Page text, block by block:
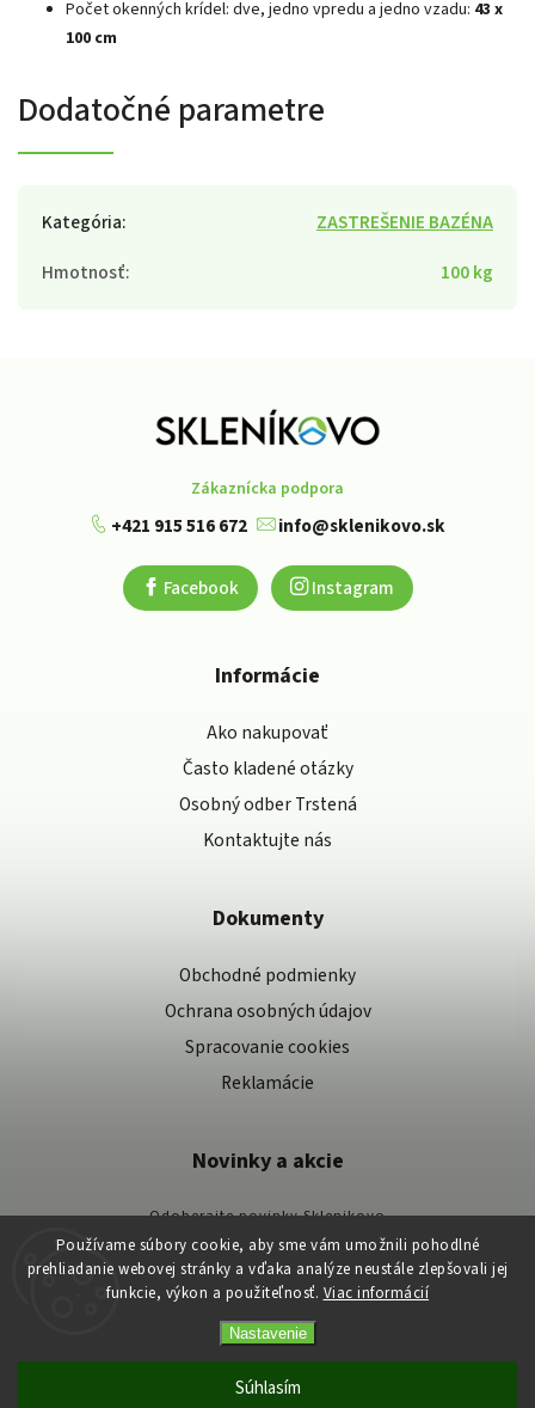
Používame súbory cookie, aby sme vám umožnili pohodlné
prehliadanie webovej stránky a vďaka analýze neustále zlepšovali jej
funkcie, výkon a použiteľnosť. Viac informácií
Nastavenie
Súhlasím
Počet okenných krídel: dve, jedno vpredu a jedno vzadu: 43 x
100 cm
Dodatočné parametre
Kategória:
ZASTREŠENIE BAZÉNA
Hmotnosť: 100 kg
Zákaznícka podpora
+421 915 516 672 info@sklenikovo.sk
Facebook Instagram
Informácie
Ako nakupovať
Často kladené otázky
Osobný odber Trstená
Kontaktujte nás
Dokumenty
Obchodné podmienky
Ochrana osobných údajov
Spracovanie cookies
Reklamácie
Novinky a akcie
Odoberajte novinky Sklenikovo
Vaše osobné údaje spracovávame podľa našich zásad spracovania osobných
údajov.
Copyright 2026Skleníkovo
Shoptet | Design